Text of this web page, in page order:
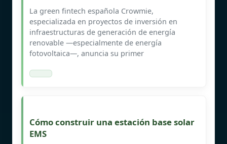
La green fintech española Crowmie,
especializada en proyectos de inversión en
infraestructuras de generación de energía
renovable —especialmente de energía
fotovoltaica—, anuncia su primer
Cómo construir una estación base solar
EMS